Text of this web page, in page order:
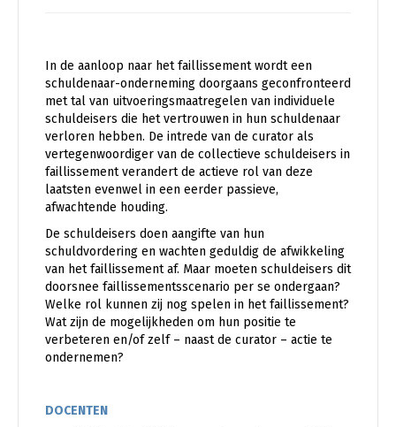
In de aanloop naar het faillissement wordt een
schuldenaar-onderneming doorgaans geconfronteerd
met tal van uitvoeringsmaatregelen van individuele
schuldeisers die het vertrouwen in hun schuldenaar
verloren hebben. De intrede van de curator als
vertegenwoordiger van de collectieve schuldeisers in
faillissement verandert de actieve rol van deze
laatsten evenwel in een eerder passieve,
afwachtende houding.
De schuldeisers doen aangifte van hun
schuldvordering en wachten geduldig de afwikkeling
van het faillissement af. Maar moeten schuldeisers dit
doorsnee faillissementsscenario per se ondergaan?
Welke rol kunnen zij nog spelen in het faillissement?
Wat zijn de mogelijkheden om hun positie te
verbeteren en/of zelf – naast de curator – actie te
ondernemen?
DOCENTEN